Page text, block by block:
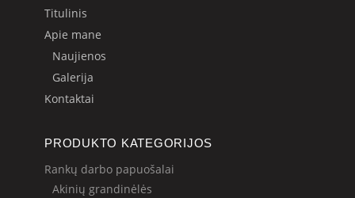
Titulinis
Apie mane
Naujienos
Galerija
Kontaktai
PRODUKTO KATEGORIJOS
Rankų darbo papuošalai
Akinių grandinėlės